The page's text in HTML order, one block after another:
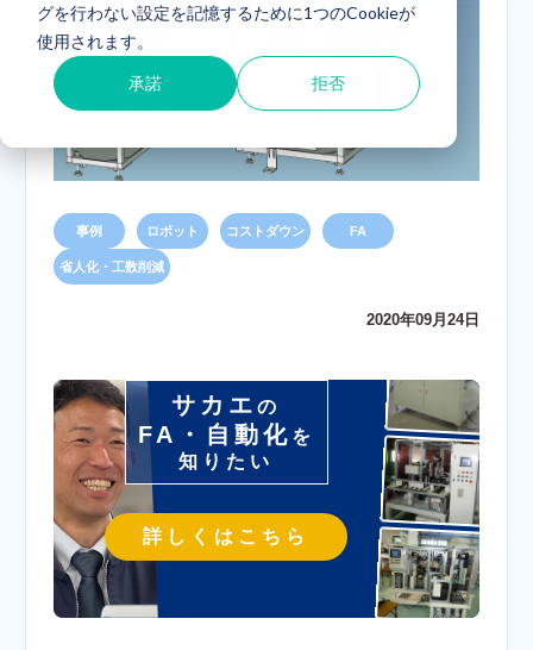
グを行わない設定を記憶するために1つのCookieが
使用されます。
承諾 拒否
事例 ロボット コストダウン FA
省人化・工数削減
2020年09月24日
サカエの
FA・自動化 を
知りたい
詳しくはこちら